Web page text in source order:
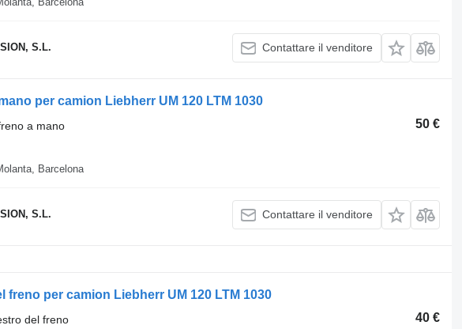
S.L. Contattare il venditore
per camion Liebherr UM 120 LTM 1030
50 €
a mano
Barcelona
S.L. Contattare il venditore
freno per camion Liebherr UM 120 LTM 1030
40 €
del freno